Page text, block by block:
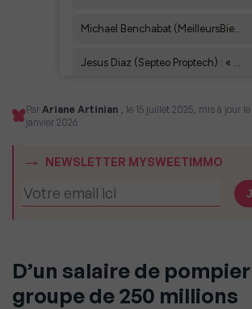
ParAriane Artinian , le 15 juillet 2025, mis à jour le
janvier 2026
NEWSLETTER MYSWEETIMMO
D’un salaire de
groupe de 250 millions